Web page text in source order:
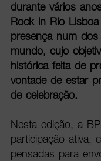
durante vários
Rock in Rio
presença num
mundo, cujo
histórica feita de
vontade de estar
de celebração.
Nesta edição, a
participação ativa,
pensadas para